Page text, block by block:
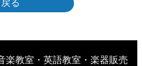
戻る
楽教室・英語教室・楽器販売